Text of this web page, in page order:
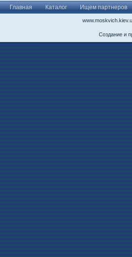
Главная Каталог Ищем партнеров
Создание и